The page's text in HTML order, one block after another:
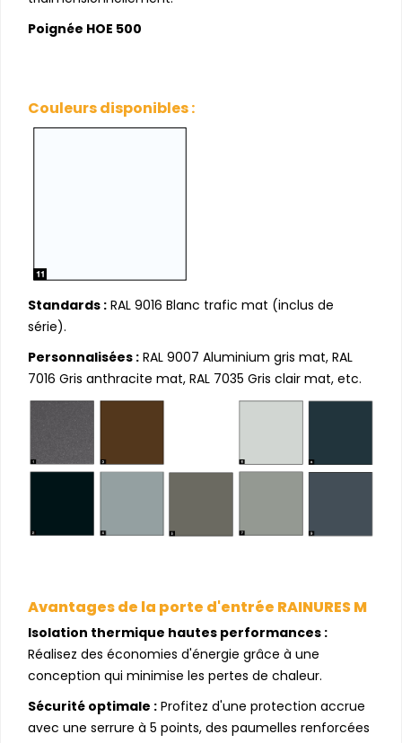
Poignée HOE 500
Couleurs disponibles :
Standards : RAL 9016 Blanc trafic mat (inclus de
série).
Personnalisées : RAL 9007 Aluminium gris mat, RAL
7016 Gris anthracite mat, RAL 7035 Gris clair mat, etc.
Avantages de la porte d'entrée RAINURES M
Isolation thermique hautes performances :
Réalisez des économies d'énergie grâce à une
conception qui minimise les pertes de chaleur.
Sécurité optimale : Profitez d'une protection accrue
avec une serrure à 5 points, des paumelles renforcées